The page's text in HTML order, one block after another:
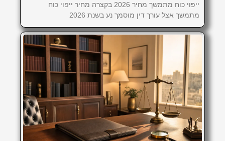
ייפוי כוח מתמשך מחיר 2026 בקצרה מחיר ייפוי כוח
מתמשך אצל עורך דין מוסמך נע בשנת 2026